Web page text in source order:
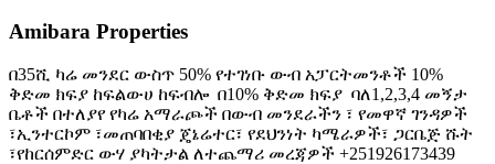
Amibara Properties
በ35ሺ ካሬ መንደር ውስጥ 50% የተገነቡ ውብ አፓርትመንቶች 10%
ቅድመ ክፍያ ከፍልውሀ ከፍብሎ ️ በ10% ቅድመ ክፍያ ️ ባለ1,2,3,4 መኝታ
ቤቶች በተለያየ የካሬ አማራጮች በውብ መንደራችን ፣ የመዋኛ ገንዳዎች
፣ኢንተርኮም ፣መጠባበቂያ ጄኔሬተር፣ የደህንነት ካሜራዎች፣ ጋርቤጅ ሹት
፣የከርሰምድር ውሃ ያካትታል ለተጨማሪ መረጃዎች +251926173439